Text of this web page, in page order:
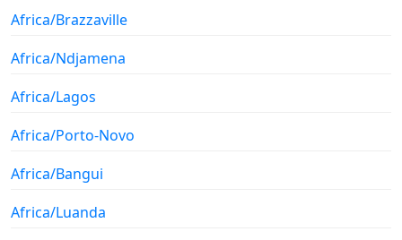
Africa/Brazzaville
Africa/Ndjamena
Africa/Lagos
Africa/Porto-Novo
Africa/Bangui
Africa/Luanda